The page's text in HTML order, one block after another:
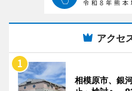
アクセ
相模原市、銀